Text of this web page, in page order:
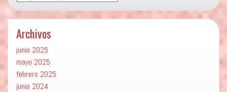
Archivos
junio 2025
mayo 2025
febrero 2025
junio 2024